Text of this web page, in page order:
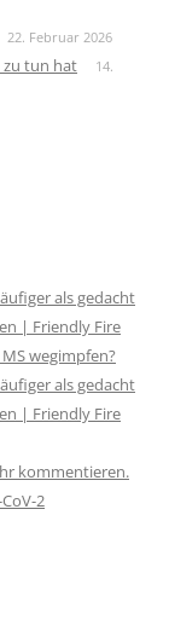
22. Februar 2026
zu tun hat
14.
als gedacht
| Friendly Fire
wegimpfen?
als gedacht
| Friendly Fire
kommentieren.
2